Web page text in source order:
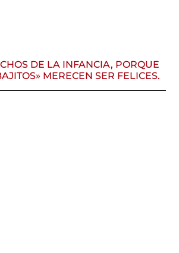
DE LA INFANCIA, PORQUE
MERECEN SER FELICES.